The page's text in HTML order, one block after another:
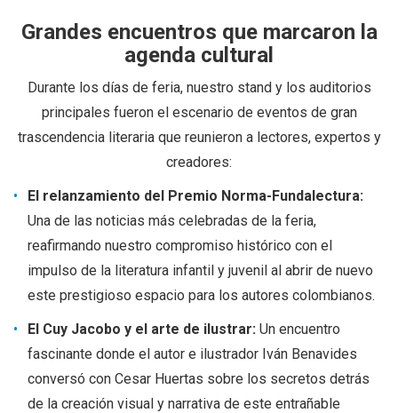
Grandes encuentros que marcaron la
agenda cultural
Durante los días de feria, nuestro stand y los auditorios
principales fueron el escenario de eventos de gran
trascendencia literaria que reunieron a lectores, expertos y
creadores:
El relanzamiento del Premio Norma-Fundalectura:
Una de las noticias más celebradas de la feria,
reafirmando nuestro compromiso histórico con el
impulso de la literatura infantil y juvenil al abrir de nuevo
este prestigioso espacio para los autores colombianos.
El Cuy Jacobo y el arte de ilustrar: Un encuentro
fascinante donde el autor e ilustrador Iván Benavides
conversó con Cesar Huertas sobre los secretos detrás
de la creación visual y narrativa de este entrañable